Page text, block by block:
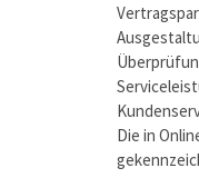
Die in